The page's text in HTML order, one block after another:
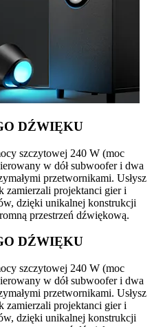
DŹWIĘKU
szczytowej 240 W (moc
w dół subwoofer i dwa
przetwornikami. Usłysz
zamierzali projektanci gier i
dzięki unikalnej konstrukcji
przestrzeń dźwiękową.
DŹWIĘKU
szczytowej 240 W (moc
w dół subwoofer i dwa
przetwornikami. Usłysz
zamierzali projektanci gier i
dzięki unikalnej konstrukcji